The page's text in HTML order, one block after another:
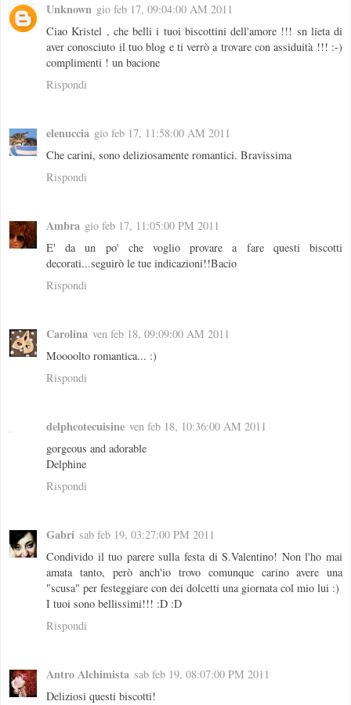
Unknown gio feb 17, 09:04:00 AM 2011
Ciao Kristel , che belli i tuoi biscottini dell'amore !!! sn lieta di
aver conosciuto il tuo blog e ti verrò a trovare con assiduità !!! :-)
complimenti ! un bacione
Rispondi
elenuccia gio feb 17, 11:58:00 AM 2011
Che carini, sono deliziosamente romantici. Bravissima
Rispondi
Ambra gio feb 17, 11:05:00 PM 2011
E' da un po' che voglio provare a fare questi biscotti
decorati...seguirò le tue indicazioni!!Bacio
Rispondi
Carolina ven feb 18, 09:09:00 AM 2011
Moooolto romantica... :)
Rispondi
delphcotecuisine ven feb 18, 10:36:00 AM 2011
gorgeous and adorable
Delphine
Rispondi
Gabri sab feb 19, 03:27:00 PM 2011
Condivido il tuo parere sulla festa di S.Valentino! Non l'ho mai
amata tanto, però anch'io trovo comunque carino avere una
"scusa" per festeggiare con dei dolcetti una giornata col mio lui :)
I tuoi sono bellissimi!!! :D :D
Rispondi
Antro Alchimista sab feb 19, 08:07:00 PM 2011
Deliziosi questi biscotti!